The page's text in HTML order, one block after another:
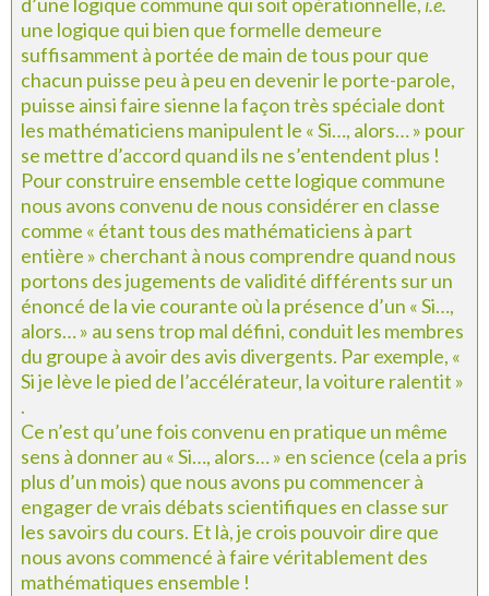
une logique qui bien que formelle demeure
suffisamment à portée de main de tous pour que
chacun puisse peu à peu en devenir le porte-parole,
puisse ainsi faire sienne la façon très spéciale dont
les mathématiciens manipulent le « Si…, alors… » pour
se mettre d’accord quand ils ne s’entendent plus !
Pour construire ensemble cette logique commune
nous avons convenu de nous considérer en classe
comme « étant tous des mathématiciens à part
entière » cherchant à nous comprendre quand nous
portons des jugements de validité différents sur un
énoncé de la vie courante où la présence d’un « Si…,
alors… » au sens trop mal défini, conduit les membres
du groupe à avoir des avis divergents. Par exemple, «
Si je lève le pied de l’accélérateur, la voiture ralentit »
.
Ce n’est qu’une fois convenu en pratique un même
sens à donner au « Si…, alors… » en science (cela a pris
plus d’un mois) que nous avons pu commencer à
engager de vrais débats scientifiques en classe sur
les savoirs du cours. Et là, je crois pouvoir dire que
nous avons commencé à faire véritablement des
mathématiques ensemble !